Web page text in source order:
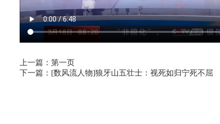
上一篇：第一页
下一篇：[数风流人物]狼牙山五壮士：视死如归宁死不屈